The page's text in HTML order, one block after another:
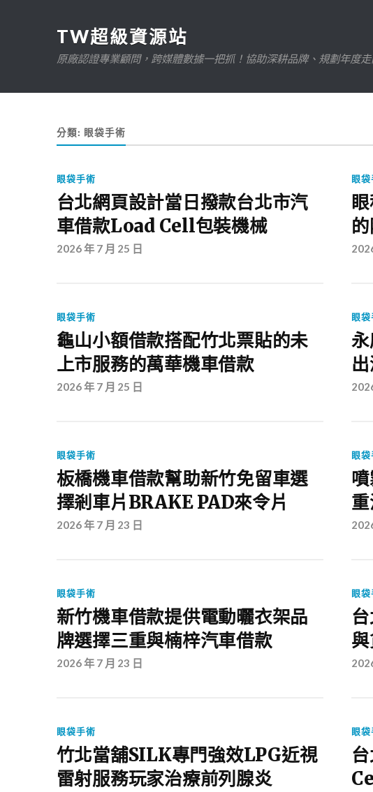
TW超級資源站
原廠認證專業顧問，跨媒體數據一把抓！協助深耕品牌、規劃年度
分類: 眼袋手術
眼袋手術
台北網頁設計當日撥款台北市汽
車借款Load Cell包裝機械
2026 年 7 月 25 日
眼袋
眼袋手術
龜山小額借款搭配竹北票貼的未
上市服務的萬華機車借款
2026 年 7 月 25 日
眼袋
眼袋手術
板橋機車借款幫助新竹免留車選
擇剎車片BRAKE PAD來令片
2026 年 7 月 23 日
眼袋
眼袋手術
新竹機車借款提供電動曬衣架品
牌選擇三重與楠梓汽車借款
2026 年 7 月 23 日
眼袋
眼袋手術
竹北當舖SILK專門強效LPG近視
雷射服務玩家治療前列腺炎
眼袋